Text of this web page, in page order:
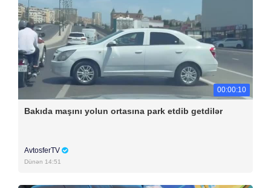
00:00:10
Bakıda maşını yolun ortasına park etdib getdilər
AvtosferTV
Dünən 14:51